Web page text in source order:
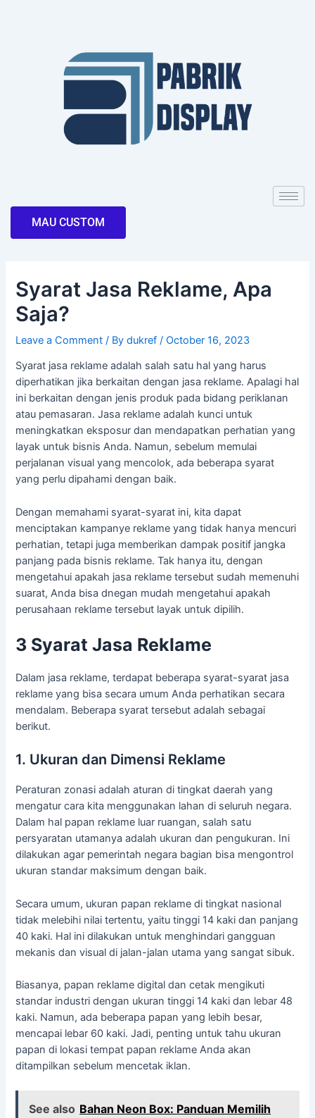
MAU CUSTOM
Syarat Jasa Reklame, Apa
Saja?
Leave a Comment / Bydukref/October 16, 2023
Syarat jasa reklame adalah salah satu hal yang harus
diperhatikan jika berkaitan dengan jasa reklame. Apalagi hal
ini berkaitan dengan jenis produk pada bidang periklanan
atau pemasaran. Jasa reklame adalah kunci untuk
meningkatkan eksposur dan mendapatkan perhatian yang
layak untuk bisnis Anda. Namun, sebelum memulai
perjalanan visual yang mencolok, ada beberapa syarat
yang perlu dipahami dengan baik.
Dengan memahami syarat-syarat ini, kita dapat
menciptakan kampanye reklame yang tidak hanya mencuri
perhatian, tetapi juga memberikan dampak positif jangka
panjang pada bisnis reklame. Tak hanya itu, dengan
mengetahui apakah jasa reklame tersebut sudah memenuhi
suarat, Anda bisa dnegan mudah mengetahui apakah
perusahaan reklame tersebut layak untuk dipilih.
3 Syarat Jasa Reklame
Dalam jasa reklame, terdapat beberapa syarat-syarat jasa
reklame yang bisa secara umum Anda perhatikan secara
mendalam. Beberapa syarat tersebut adalah sebagai
berikut.
1. Ukuran dan Dimensi Reklame
Peraturan zonasi adalah aturan di tingkat daerah yang
mengatur cara kita menggunakan lahan di seluruh negara.
Dalam hal papan reklame luar ruangan, salah satu
persyaratan utamanya adalah ukuran dan pengukuran. Ini
dilakukan agar pemerintah negara bagian bisa mengontrol
ukuran standar maksimum dengan baik.
Secara umum, ukuran papan reklame di tingkat nasional
tidak melebihi nilai tertentu, yaitu tinggi 14 kaki dan panjang
40 kaki. Hal ini dilakukan untuk menghindari gangguan
mekanis dan visual di jalan-jalan utama yang sangat sibuk.
Biasanya, papan reklame digital dan cetak mengikuti
standar industri dengan ukuran tinggi 14 kaki dan lebar 48
kaki. Namun, ada beberapa papan yang lebih besar,
mencapai lebar 60 kaki. Jadi, penting untuk tahu ukuran
papan di lokasi tempat papan reklame Anda akan
ditampilkan sebelum mencetak iklan.
See also Bahan Neon Box: Panduan Memilih